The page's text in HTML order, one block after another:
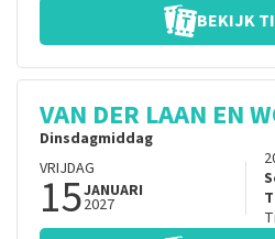
BEKIJK
VAN DER LAAN EN
Dinsdagmiddag
VRIJDAG
15JANUARI
2027